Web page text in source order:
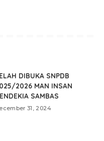
DIBUKA SNPDB
2026 MAN INSAN
SAMBAS
31, 2024